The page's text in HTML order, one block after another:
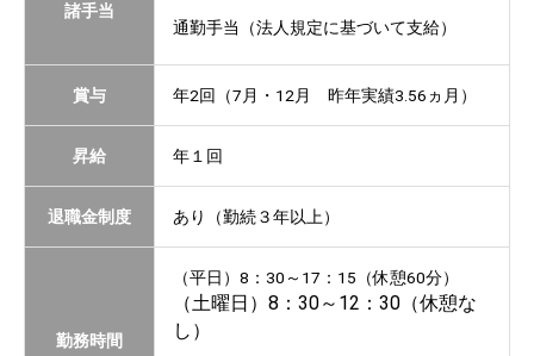
諸手当
通勤手当（法人規定に基づいて支給）
賞与 年2回（7月・12月 昨年実績3.56ヵ月）
昇給 年１回
退職金制度 あり（勤続３年以上）
勤務時間
（平日）8：30～17：15（休憩60分）
（土曜日）8：30～12：30（休憩な
し）